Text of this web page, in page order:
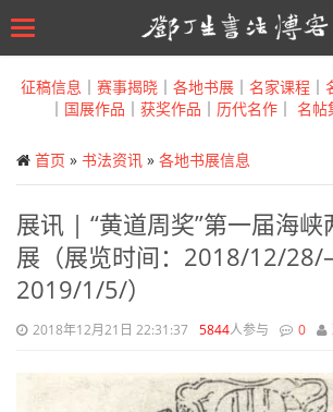
to
Toggle
征稿信息 ｜ 赛事揭晓 ｜ 各地书展 ｜ 名家课程 ｜
｜ 国展作品 ｜ 获奖作品 ｜ 历代名作 ｜ 名帖
首页 » 书法资讯 » 各地书展信息
展讯 | “黄道周奖”第一届海峡
展（展览时间：2018/12/
2019/1/5/）
2018年12月21日 22:31:37 5844人参与 0